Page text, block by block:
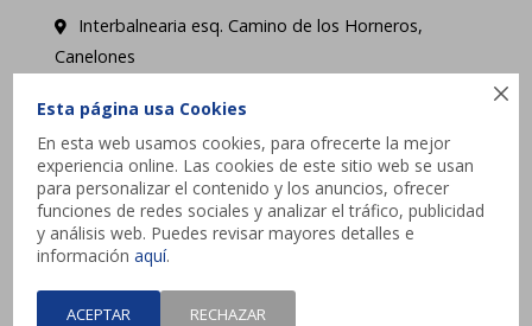

Esta página usa Cookies
En esta web usamos cookies, para ofrecerte la mejor
experiencia online. Las cookies de este sitio web se usan
para personalizar el contenido y los anuncios, ofrecer
funciones de redes sociales y analizar el tráfico, publicidad
y análisis web. Puedes revisar mayores detalles e
informaciónaquí.
ACEPTAR RECHAZAR
Interbalnearia esq. Camino de los Horneros,
Canelones
contacto@jysk.uy
Lunes a Domingo de 10 a 21 hs - Pick up web 3 a
4 días hábiles.
   